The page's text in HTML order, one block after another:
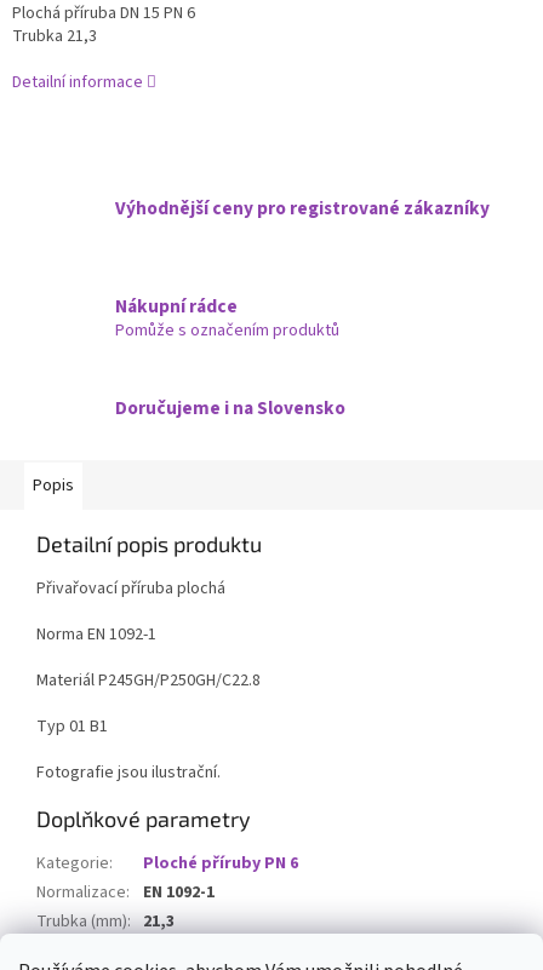
Plochá příruba DN 15 PN 6
Trubka 21,3
Detailní informace
Výhodnější ceny pro registrované zákazníky
Nákupní rádce
Pomůže s označením produktů
Doručujeme i na Slovensko
Popis
Detailní popis produktu
Přivařovací příruba plochá
Norma EN 1092-1
Materiál P245GH/P250GH/C22.8
Typ 01 B1
Fotografie jsou ilustrační.
Doplňkové parametry
Kategorie:
Ploché příruby PN 6
Normalizace:
EN 1092-1
Trubka (mm): 21,3